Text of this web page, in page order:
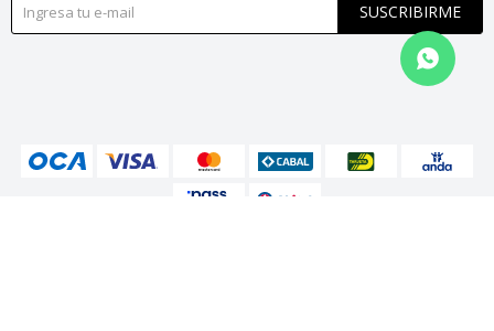
SUSCRIBIRME